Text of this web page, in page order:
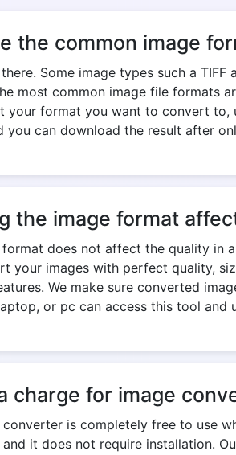
the common image
Some image types such a
most common image file formats
format you want to convert to,
you can download the result after
the image format
does not affect the quality in
your images with perfect quality,
We make sure converted
or pc can access this tool and
charge for image
is completely free to use
it does not require installation.